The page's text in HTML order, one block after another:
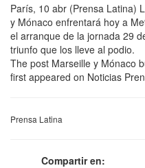
París, 10 abr (Prensa Latina)
y Mónaco enfrentará hoy a
el arranque de la jornada 29
triunfo que los lleve al podio.
The post Marseille y Mónaco
first appeared on Noticias
Prensa Latina
Compartir en: